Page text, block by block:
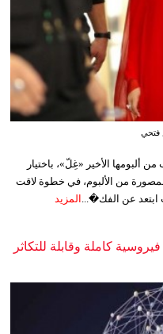
فتحي
ألبومها الأخير «غِلّ»، باختيار
من الألبوم، في خطوة لاقت
ابتعد عن الفك�... المزيد
كاملة وقابلة للتكاثر